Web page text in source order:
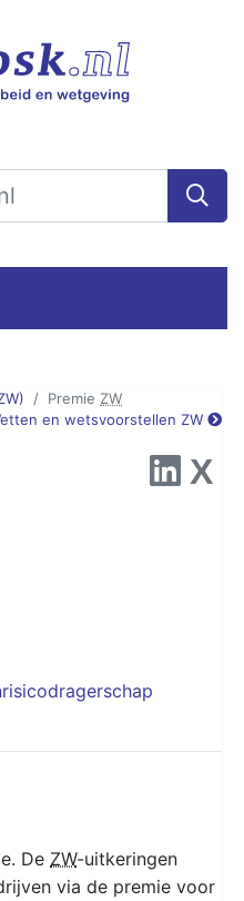
Premie ZW
en wetsvoorstellen ZW
De ZW-uitkeringen
via de premie voor